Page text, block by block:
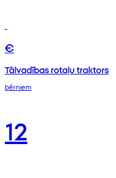
€
Tālvadības rotaļu traktors
bērniem
12